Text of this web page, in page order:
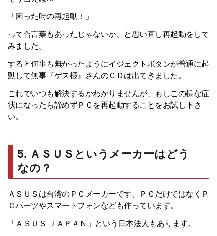
「困った時の再起動！」
って合言葉もあったじゃないか、と思い直し再起動をして
みました。
すると何事も無かったようにイジェクトボタンが普通に起
動して無事『ゲス極』さんのＣＤは出てきました。
これでいつも解決するかわかりませんが、もしこの様な症
状になったら諦めずＰＣを再起動することをお試し下さ
い。
5. ＡＳＵＳというメーカーはどう
なの？
ＡＳＵＳは台湾のＰＣメーカーです。ＰＣだけではなくＰ
Ｃパーツやスマートフォンなども作っています。
「ＡＳＵＳ ＪＡＰＡＮ」という日本法人もあります。